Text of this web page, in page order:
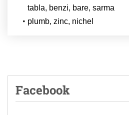
tabla, benzi, bare, sarma
plumb, zinc, nichel
Facebook